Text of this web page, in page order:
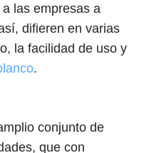
las empresas a
difieren en varias
la facilidad de uso y
.
conjunto de
que con